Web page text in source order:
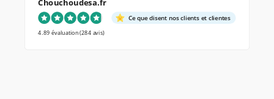
Chouchoudesa.fr
Ce que disent nos clients et clientes
4.89 évaluation(284 avis)